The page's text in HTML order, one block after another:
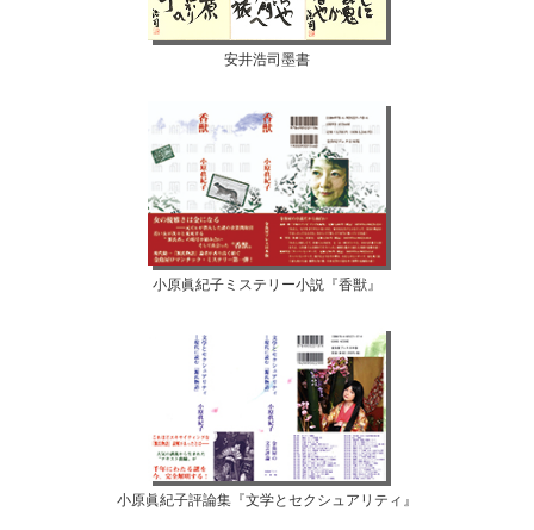
安井浩司墨書
小原眞紀子ミステリー小説『香獣』
小原眞紀子評論集『文学とセクシュアリティ』